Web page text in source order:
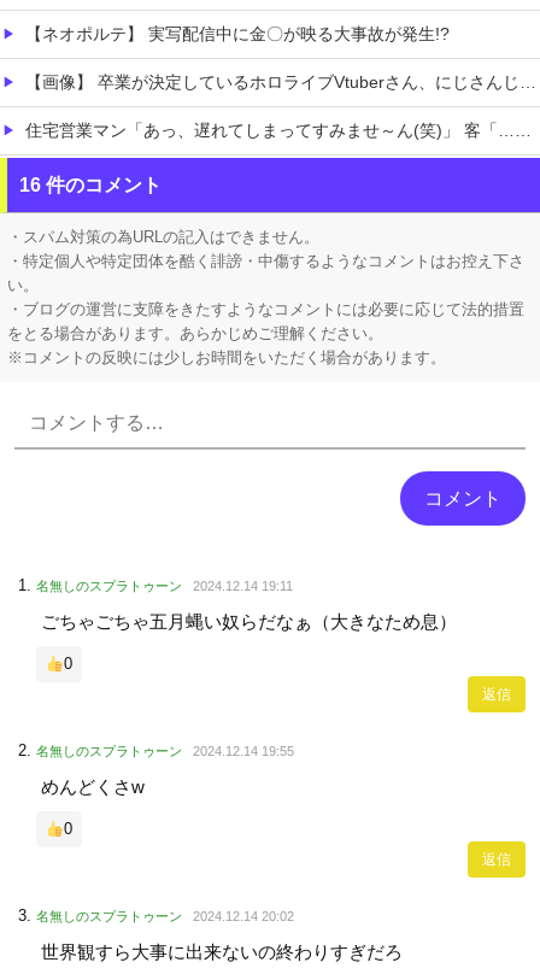
【ネオポルテ】 実写配信中に金〇が映る大事故が発生!?
【画像】 卒業が決定しているホロライブVtuberさん、にじさんじから熱烈勧誘を受けてしまうｗｗｗｗｗｗｗ
住宅営業マン「あっ、遅れてしまってすみませ～ん(笑)」 客「…今日、契約日ですよね？」→こうなるｗｗｗ
【悲報】 おわり。
【画像】 新人声優、いきなりドエ●チｗｗｗｗｗｗｗｗｗ
16 件のコメント
・スパム対策の為URLの記入はできません。
・特定個人や特定団体を酷く誹謗・中傷するようなコメントはお控え下さ
い。
・ブログの運営に支障をきたすようなコメントには必要に応じて法的措置
をとる場合があります。あらかじめご理解ください。
※コメントの反映には少しお時間をいただく場合があります。
名無しのスプラトゥーン 2024.12.14 19:11
ごちゃごちゃ五月蝿い奴らだなぁ（大きなため息）
0
返信
名無しのスプラトゥーン 2024.12.14 19:55
めんどくさw
0
返信
名無しのスプラトゥーン 2024.12.14 20:02
世界観すら大事に出来ないの終わりすぎだろ